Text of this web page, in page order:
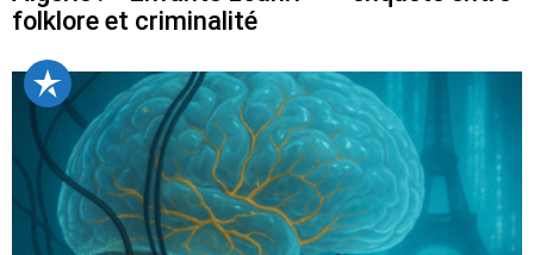
folklore et criminalité